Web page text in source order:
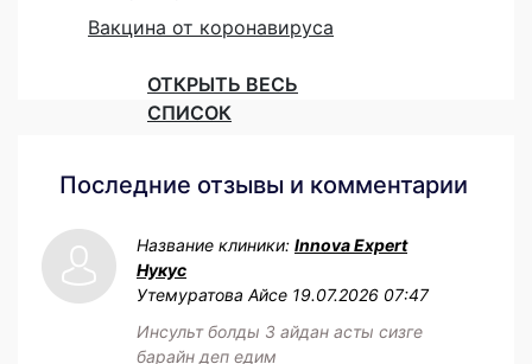
Вакцина от коронавируса
ОТКРЫТЬ ВЕСЬ
СПИСОК
Последние отзывы и комментарии
Название клиники: Innova Expert
Нукус
Утемуратова Айсе 19.07.2026 07:47
Инсульт болды 3 айдан асты сизге
барайн деп едим